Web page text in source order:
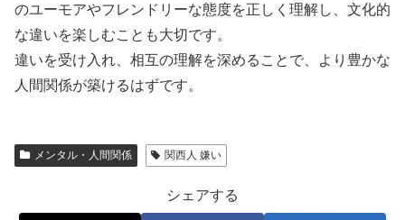
のユーモアやフレンドリーな態度を正しく理解し、文化的
な違いを楽しむことも大切です。
違いを受け入れ、相互の理解を深めることで、より豊かな
人間関係が築けるはずです。
メンタル・人間関係 関西人 嫌い
シェアする